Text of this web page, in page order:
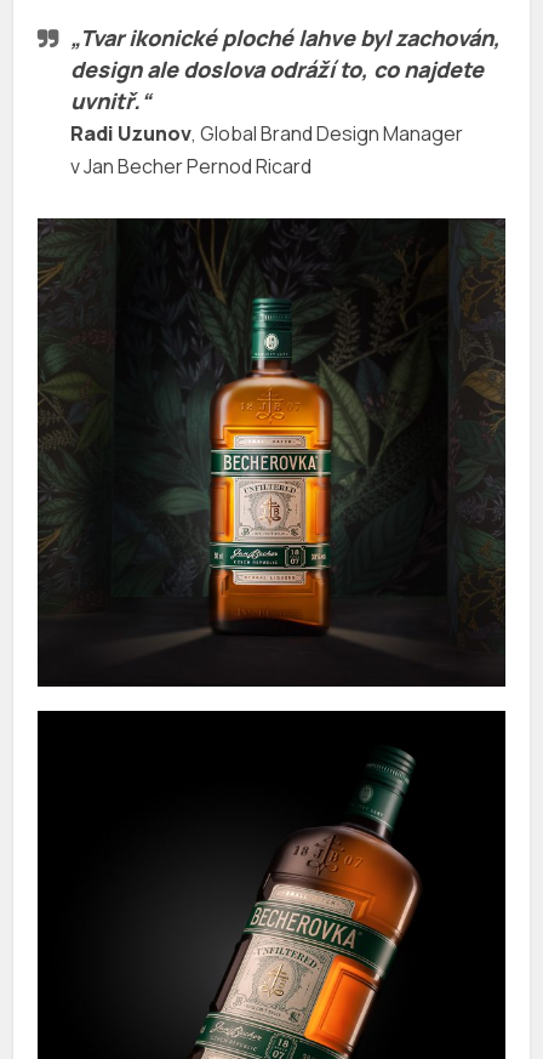
„Tvar ikonické ploché lahve byl zachován,
design ale doslova odráží to, co najdete
uvnitř.“
Radi Uzunov, Global Brand Design Manager
v Jan Becher Pernod Ricard